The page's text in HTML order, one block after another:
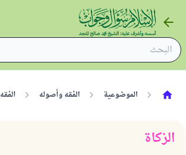
الموضوعية الفقه وأصوله الفقه
الزكاة